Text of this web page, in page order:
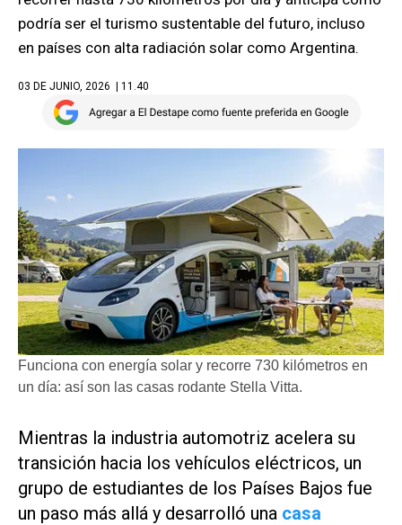
podría ser el turismo sustentable del futuro, incluso
en países con alta radiación solar como Argentina.
03 DE JUNIO, 2026 | 11.40
Funciona con energía solar y recorre 730 kilómetros en
un día: así son las casas rodante Stella Vitta.
Mientras la industria automotriz acelera su
transición hacia los vehículos eléctricos, un
grupo de estudiantes de los Países Bajos fue
un paso más allá y desarrolló una casa